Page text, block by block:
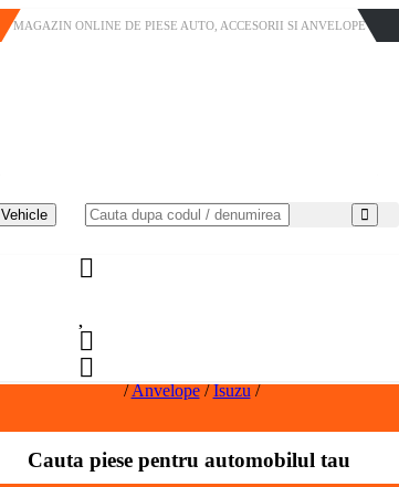
MAGAZIN ONLINE DE PIESE AUTO, ACCESORII SI ANVELOPE
Vehicle
/Anvelope/Isuzu/
Cauta piese pentru automobilul tau